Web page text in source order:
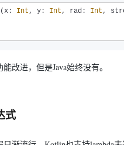
(x: Int , y: Int , rad: Int ,
改进，但是Java始终没有。
式